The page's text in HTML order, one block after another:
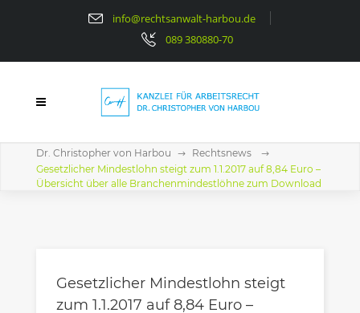
info@rechtsanwalt-harbou.de
089 380880-70
Dr. Christopher von Harbou
Rechtsnews
Gesetzlicher Mindestlohn steigt zum 1.1.2017 auf 8,84 Euro –
Übersicht über alle Branchenmindestlöhne zum Download
Gesetzlicher Mindestlohn steigt
zum 1.1.2017 auf 8,84 Euro –